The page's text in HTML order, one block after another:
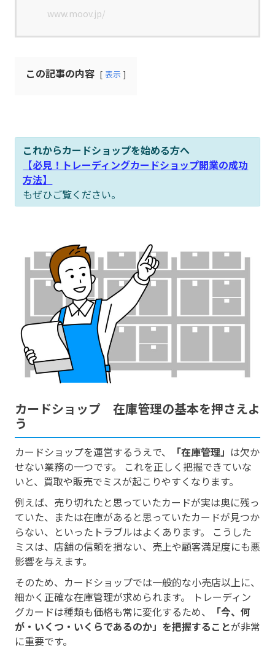
www.moov.jp/
この記事の内容 表示
これからカードショップを始める方へ
【必見！トレーディングカードショップ開業の成功
方法】
もぜひご覧ください。
カードショップ 在庫管理の基本を押さえよ
う
カードショップを運営するうえで、 「在庫管理」 は欠か
せない業務の一つです。 これを正しく把握できていな
いと、買取や販売でミスが起こりやすくなります。
例えば、売り切れたと思っていたカードが実は奥に残っ
ていた、または在庫があると思っていたカードが見つか
らない、といったトラブルはよくあります。 こうした
ミスは、店舗の信頼を損ない、売上や顧客満足度にも悪
影響を与えます。
そのため、カードショップでは一般的な小売店以上に、
細かく正確な在庫管理が求められます。 トレーディン
グカードは種類も価格も常に変化するため、
「今、何
が・いくつ・いくらであるのか」を把握することが非常
に重要です。